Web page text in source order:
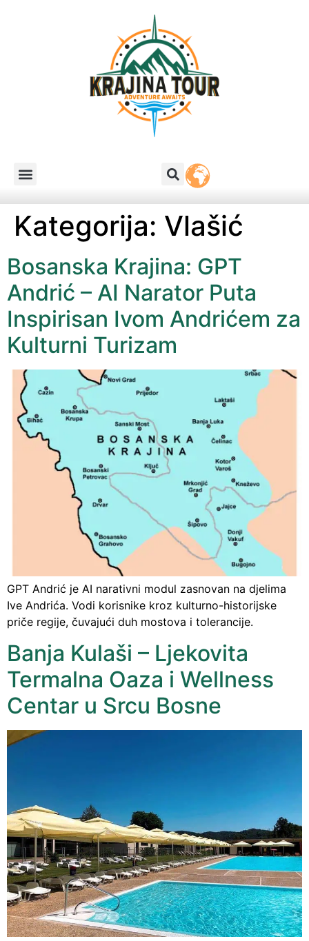
Kategorija: Vlašić
Bosanska Krajina: GPT
Andrić – AI Narator Puta
Inspirisan Ivom Andrićem za
Kulturni Turizam
GPT Andrić je AI narativni modul zasnovan na djelima
Ive Andrića. Vodi korisnike kroz kulturno-historijske
priče regije, čuvajući duh mostova i tolerancije.
Banja Kulaši – Ljekovita
Termalna Oaza i Wellness
Centar u Srcu Bosne